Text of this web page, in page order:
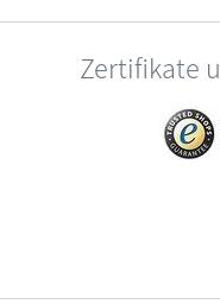
Zertifikate